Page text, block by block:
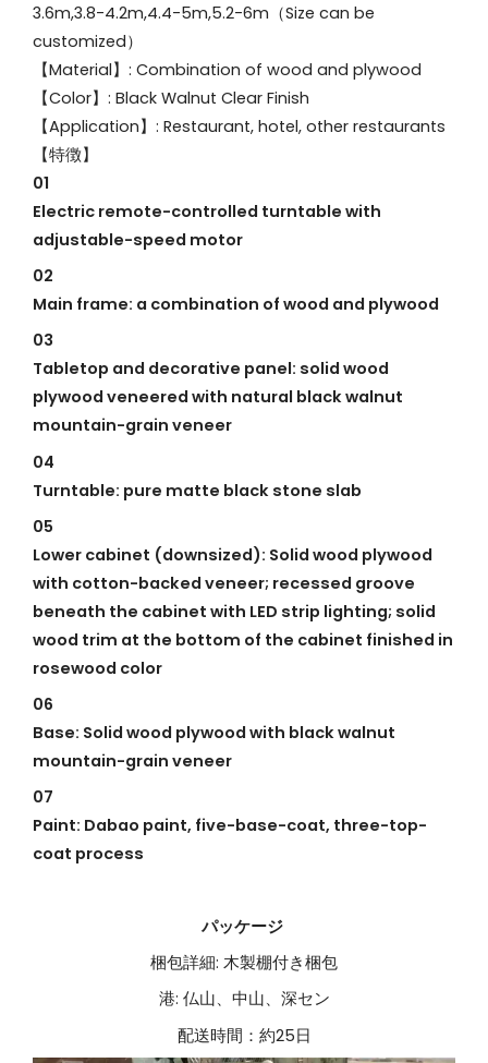
3.6m,3.8-4.2m,4.4-5m,5.2-6m（Size can be
customized）
【Material】: Combination of wood and plywood
【Color】: Black Walnut Clear Finish
【Application】: Restaurant, hotel, other restaurants
【特徴】
01
Electric remote-controlled turntable with
adjustable-speed motor
02
Main frame: a combination of wood and plywood
03
Tabletop and decorative panel: solid wood
plywood veneered with natural black walnut
mountain-grain veneer
04
Turntable: pure matte black stone slab
05
Lower cabinet (downsized): Solid wood plywood
with cotton-backed veneer; recessed groove
beneath the cabinet with LED strip lighting; solid
wood trim at the bottom of the cabinet finished in
rosewood color
06
Base: Solid wood plywood with black walnut
mountain-grain veneer
07
Paint: Dabao paint, five-base-coat, three-top-
coat process
パッケージ
梱包詳細: 木製棚付き梱包
港: 仏山、中山、深セン
配送時間：約25日